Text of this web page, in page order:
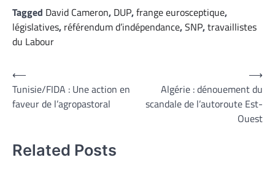
Tagged David Cameron, DUP,frange eurosceptique,
législatives, référendum d’indépendance,SNP,travaillistes
du Labour
Navigation
de
l’article
⟵
Tunisie/FIDA : Une action en
faveur de l’agropastoral
Algérie : dénouement du
scandale de l’autoroute Est-
Ouest
⟶
Related Posts